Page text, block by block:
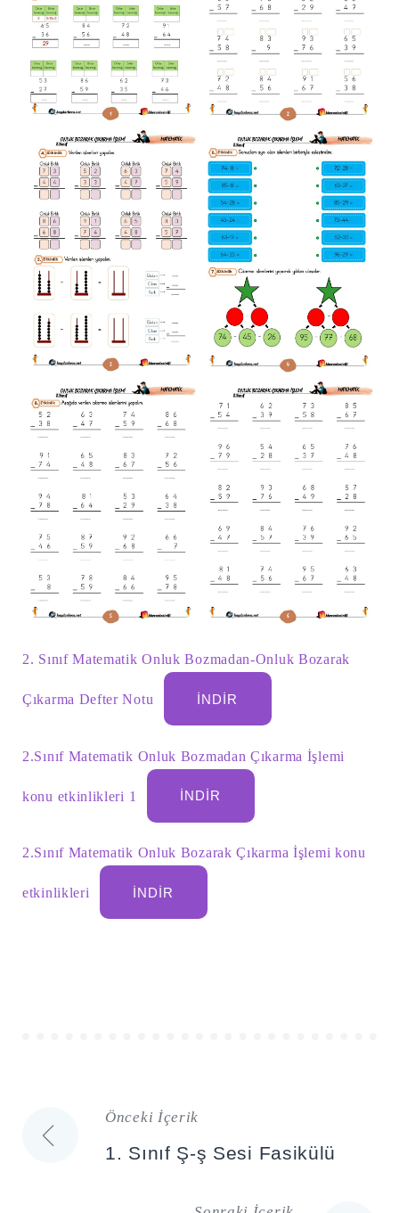
2. Sınıf Matematik Onluk Bozmadan-Onluk Bozarak
Çıkarma Defter Notu İNDIR
2.Sınıf Matematik Onluk Bozmadan Çıkarma İşlemi
konu etkinlikleri 1 İNDIR
2.Sınıf Matematik Onluk Bozarak Çıkarma İşlemi konu
etkinlikleri İNDIR
Yazı
Önceki İçerik
1. Sınıf Ş-ş Sesi Fasikülü